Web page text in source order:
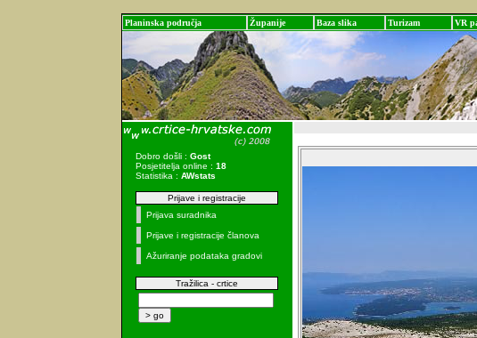
Planinska područja Županije Baza slika Turizam VR
Dobro došli : Gost
Posjetitelja online : 18
Statistika : AWstats
Prijave i registracije
Prijava suradnika
Prijave i registracije članova
Ažuriranje podataka gradovi
Tražilica - crtice